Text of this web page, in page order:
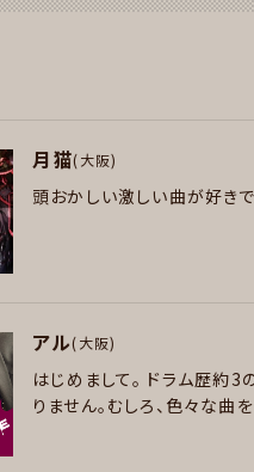
月猫(大阪)
頭おかしい激しい曲が好き
ギター
好きなアーティスト
arch enemy/slipnot/ lynch./
1/ Pay money / fear and
アル(大阪)
はじめまして。 ドラム歴約3
りません。むしろ、色々な曲